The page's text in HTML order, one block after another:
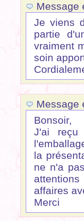
Message
Je viens
partie
vraiment
soin
Message
Bonsoir,
J'ai reçu
la
ne n'a
affaires
Merci